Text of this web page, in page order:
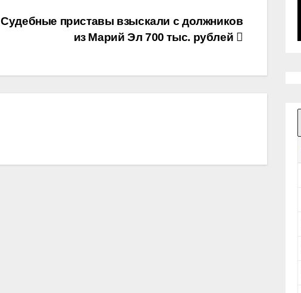
Судебные приставы взыскали с должников
из Марий Эл 700 тыс. рублей